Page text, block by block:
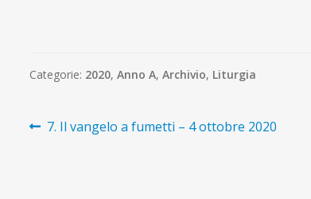
Categorie: 2020, Anno A, Archivio, Liturgia
Navigazione
Articolo
7. Il vangelo a fumetti – 4 ottobre 2020